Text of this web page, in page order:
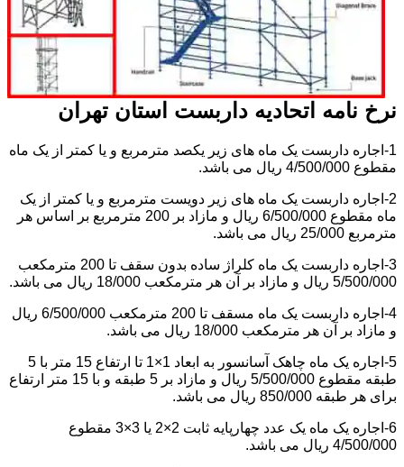
نرخ نامه اتحادیه داربست استان تهران
1-اجاره داربست یک ماه های زیر یکصد مترمربع و یا کمتر از یک ماه
مقطوع 4/500/000 ریال می باشد.
2-اجاره داربست یک ماه های زیر دویست مترمربع و یا کمتر از یک
ماه مقطوع 6/500/000 ریال و مازاد بر 200 مترمربع بر اساس هر
مترمربع 25/000 ریال می باشد.
3-اجاره داربست یک ماه کلراژ ساده بدون سقف تا 200 مترمکعب
5/500/000 ریال و مازاد بر آن هر مترمکعب 18/000 ریال می باشد.
4-اجاره داربست یک ماه مسقف تا 200 مترمکعب 6/500/000 ریال
و مازاد بر آن هر مترمکعب 18/000 ریال می باشد.
5-اجاره یک ماه چاهک آسانسور به ابعاد 1×1 تا ارتفاع 15 متر با 5
طبقه مقطوع 5/500/000 ریال و مازاد بر 5 طبقه و با 15 متر ارتفاع
برای هر طبقه 850/000 ریال می باشد.
6-اجاره یک ماه یک عدد چهارپایه ثابت 2×2 یا 3×3 مقطوع
4/500/000 ریال می باشد.